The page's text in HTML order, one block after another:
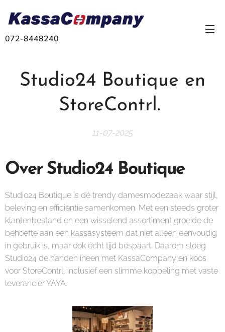
072-8448240
Studio24 Boutique en
StoreContrl.
11-07-2025
Over Studio24 Boutique
Studio24 Boutique is dé trendy damesmodezaak waar stijl,
beleving en efficiëntie samenkomen. Met een steeds groter
klantenbestand en een wisselend assortiment groeide de
behoefte aan een kassasysteem dat niet alleen eenvoudig
in gebruik is, maar ook écht tijd bespaart. Daarom sloeg
Studio24 de handen ineen met KassaCompany en koos
voor StoreContrl, inclusief een slimme koppeling met vaste
leverancier YAYA.